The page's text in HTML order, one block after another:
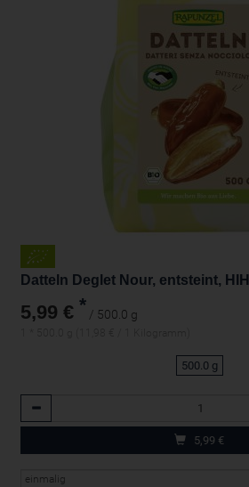
Datteln Deglet Nour, entsteint, HIH
5,99 € * / 500.0 g
500.0 g
5,99 €